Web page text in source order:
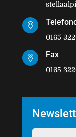

0165
 Fax
0165